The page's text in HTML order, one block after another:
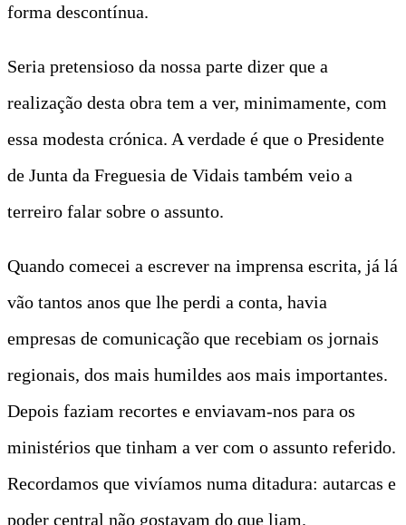
forma descontínua.
Seria pretensioso da nossa parte dizer que a
realização desta obra tem a ver, minimamente, com
essa modesta crónica. A verdade é que o Presidente
de Junta da Freguesia de Vidais também veio a
terreiro falar sobre o assunto.
Quando comecei a escrever na imprensa escrita, já lá
vão tantos anos que lhe perdi a conta, havia
empresas de comunicação que recebiam os jornais
regionais, dos mais humildes aos mais importantes.
Depois faziam recortes e enviavam-nos para os
ministérios que tinham a ver com o assunto referido.
Recordamos que vivíamos numa ditadura: autarcas e
poder central não gostavam do que liam.